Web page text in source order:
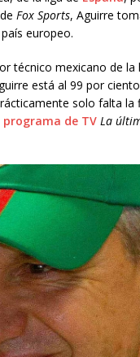
Fox Sports, Aguirre
europeo.
técnico mexicano de
está al 99 por
solo falta la
programa de TV La